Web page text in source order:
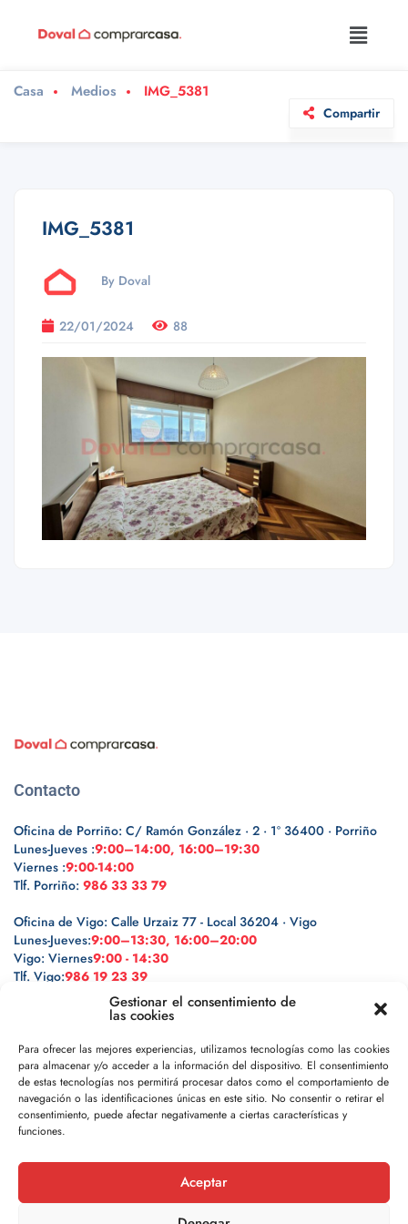
Gestionar el consentimiento de
las cookies
Para ofrecer las mejores experiencias, utilizamos tecnologías como las cookies
para almacenar y/o acceder a la información del dispositivo. El consentimiento
de estas tecnologías nos permitirá procesar datos como el comportamiento de
navegación o las identificaciones únicas en este sitio. No consentir o retirar el
consentimiento, puede afectar negativamente a ciertas características y
funciones.
Aceptar
Casa Medios IMG_5381
Compartir
IMG_5381
By Doval
22/01/2024 88
Contacto
Oficina de Porriño: C/ Ramón González · 2 · 1º 36400 · Porriño
Lunes-Jueves :9:00–14:00, 16:00–19:30
Viernes :9:00-14:00
Tlf. Porriño: 986 33 33 79
Oficina de Vigo: Calle Urzaiz 77 - Local 36204 · Vigo
Lunes-Jueves:9:00–13:30, 16:00–20:00
Vigo: Viernes9:00 - 14:30
Tlf. Vigo:986 19 23 39
Legal
Política de privacidad